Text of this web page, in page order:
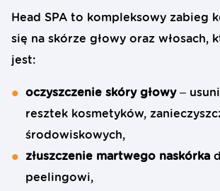
Head SPA to kompleksowy zabieg
się na skórze głowy oraz włosach,
jest:
oczyszczenie skóry głowy–
resztek kosmetyków,
środowiskowych,
złuszczenie martwego naskórka
peelingowi,